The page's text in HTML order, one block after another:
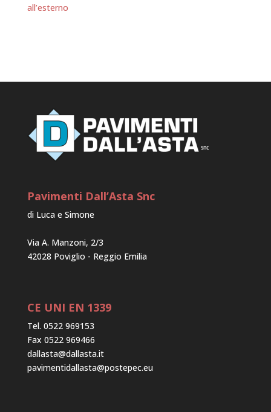
all’esterno
Pavimenti Dall’Asta Snc
di Luca e Simone
Via A. Manzoni, 2/3
42028 Poviglio - Reggio Emilia
CE UNI EN 1339
Tel. 0522 969153
Fax 0522 969466
dallasta@dallasta.it
pavimentidallasta@postepec.eu